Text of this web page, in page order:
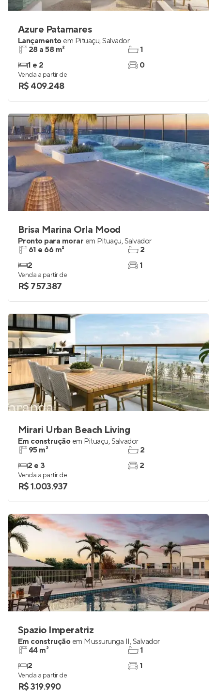
Azure Patamares
Lançamento em Pituaçu,Salvador
28 a 58 m²
1 e 2
1
0
Venda a partir de
R$ 409.248
Brisa Marina Orla Mood
Pronto para morar em Pituaçu,Salvador
61 e 66 m²
2
2
1
Venda a partir de
R$ 757.387
Mirari Urban Beach Living
Em construção em Pituaçu,Salvador
95 m²
2 e 3
2
2
Venda a partir de
R$ 1.003.937
Spazio Imperatriz
Em construção em Mussurunga II,Salvador
44 m²
2
1
1
Venda a partir de
R$ 319.990